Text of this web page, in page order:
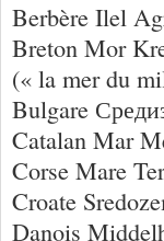
Berbère Ilel
Breton Mor
(« la mer du
Bulgare
Catalan Mar
Corse Mare
Croate
Danois